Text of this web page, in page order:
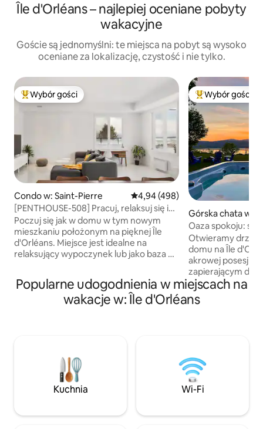
Île d'Orléans – najlepiej oceniane pobyty
wakacyjne
Goście są jednomyślni: te miejsca na pobyt są wysoko
oceniane za lokalizację, czystość i nie tylko.
Najpopularniejsze z kategorii Wybór gości
Wybór gości
Condo w: Saint-Pierre Średnia ocena: 4,94 na 5, liczba
4,94 (498)
[PENTHOUSE-508] Pracuj, relaksuj się i
gotuj ze wspaniałym widokiem
Poczuj się jak w domu w tym nowym
mieszkaniu położonym na pięknej Île
d'Orléans. Miejsce jest idealne na
relaksujący wypoczynek lub jako baza do
design i jest dość przestronne.
OGROMNY balkon na zewnątrz, aby
cieszyć się widokiem i zachodami słońca.
Jest wyposażony w funkcjonalną
powyżej lub poniżej (BARDZO ciche),
dzięki czemu możesz cieszyć się
idealnym snem z dala od miejskich
Wybór gości
Górska chata w:
ille
Oaza spokoju:
kominek
Otwieramy drzwi
domu na Île
akrowej posesji z
zapierającym
na St. Lawrence
zregeneruj siły
drogi od Starego
produkty i urok
się zaledwie kilka
CITQ: 311604
Popularne udogodnienia w miejscach na
wakacje w: Île d'Orléans
Kuchnia Wi-Fi